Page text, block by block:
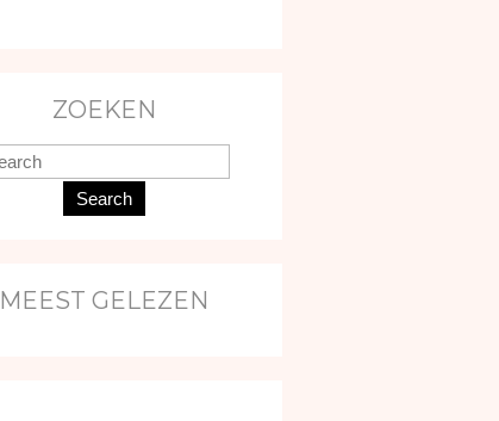
ZOEKEN
Search
MEEST GELEZEN